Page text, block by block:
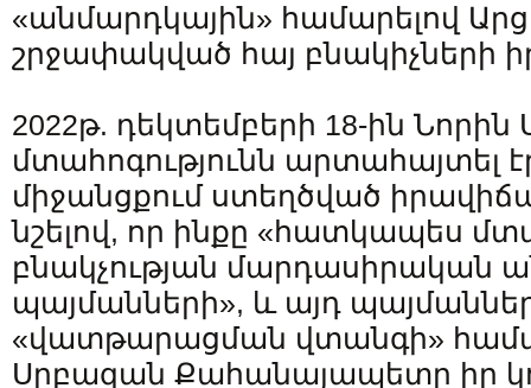
«անմարդկային» համարելով
շրջափակված հայ բնակիչների
2022թ. դեկտեմբերի 18-ին Նորին
մտահոգությունն արտահայտել
միջանցքում ստեղծված
նշելով, որ ինքը «հատկապես
բնակչության մարդասիրական
պայմանների», և այդ
«վատթարացման վտանգի»
Սրբազան Քահանայապետը իր